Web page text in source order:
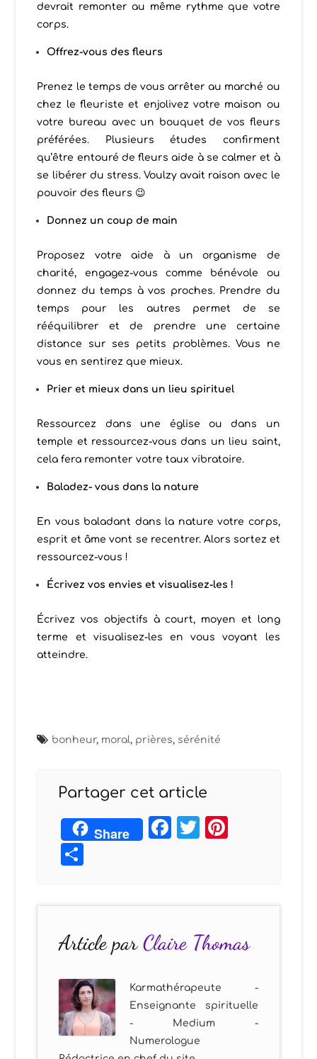
devrait remonter au même rythme que votre
corps.
Offrez-vous des fleurs
Prenez le temps de vous arrêter au marché ou
chez le fleuriste et enjolivez votre maison ou
votre bureau avec un bouquet de vos fleurs
préférées. Plusieurs études confirment
qu’être entouré de fleurs aide à se calmer et à
se libérer du stress. Voulzy avait raison avec le
pouvoir des fleurs 😉
Donnez un coup de main
Proposez votre aide à un organisme de
charité, engagez-vous comme bénévole ou
donnez du temps à vos proches. Prendre du
temps pour les autres permet de se
rééquilibrer et de prendre une certaine
distance sur ses petits problèmes. Vous ne
vous en sentirez que mieux.
Prier et mieux dans un lieu spirituel
Ressourcez dans une église ou dans un
temple et ressourcez-vous dans un lieu saint,
cela fera remonter votre taux vibratoire.
Baladez- vous dans la nature
En vous baladant dans la nature votre corps,
esprit et âme vont se recentrer. Alors sortez et
ressourcez-vous !
Écrivez vos envies et visualisez-les !
Écrivez vos objectifs à court, moyen et long
terme et visualisez-les en vous voyant les
atteindre.
bonheur, moral, prières, sérénité
Partager cet article
Share Facebook
Twitter
Article parClaire Thomas
Karmathérapeute -
Enseignante spirituelle
- Medium -
Numerologue